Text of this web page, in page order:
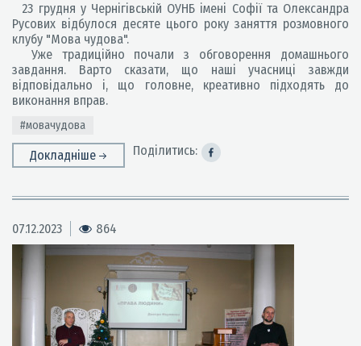
23 грудня у Чернігівській ОУНБ імені Софії та Олександра
Русових відбулося десяте цього року заняття розмовного
клубу "Мова чудова".
Уже традиційно почали з обговорення домашнього
завдання. Варто сказати, що наші учасниці завжди
відповідально і, що головне, креативно підходять до
виконання вправ.
#мовачудова
Докладніше Поділитись:
07.12.2023 864